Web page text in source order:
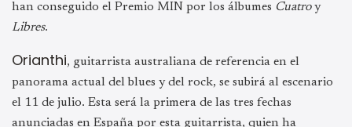
han conseguido el Premio MIN por los álbumes Cuatroy
Libres.
Orianthi, guitarrista australiana de referencia en el
panorama actual del blues y del rock, se subirá al escenario
el 11 de julio. Esta será la primera de las tres fechas
anunciadas en España por esta guitarrista, quien ha